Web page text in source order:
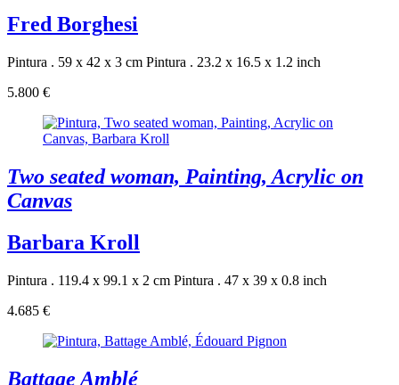
Fred Borghesi
Pintura . 59 x 42 x 3 cm Pintura . 23.2 x 16.5 x 1.2 inch
5.800 €
Two seated woman, Painting, Acrylic on
Canvas
Barbara Kroll
Pintura . 119.4 x 99.1 x 2 cm Pintura . 47 x 39 x 0.8 inch
4.685 €
Battage Amblé